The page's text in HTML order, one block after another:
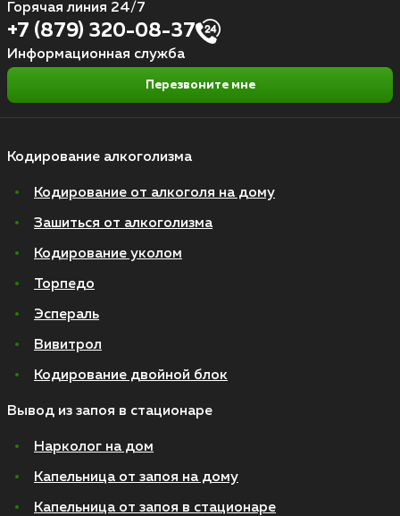
Кодирование алкоголизма
Кодирование от алкоголя на дому
Зашиться от алкоголизма
Кодирование уколом
Торпедо
Эспераль
Вивитрол
Кодирование двойной блок
Вывод из запоя в стационаре
Нарколог на дом
Капельница от запоя на дому
Капельница от запоя в стационаре
Горячая линия 24/7
+7 (879) 320-08-37
Информационная служба
Перезвоните мне